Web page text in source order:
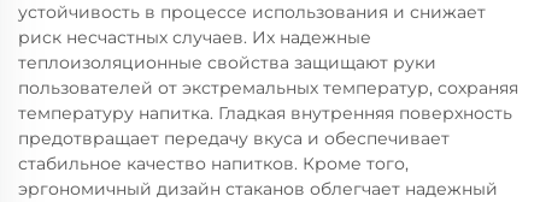
устойчивость в процессе использования и снижает
риск несчастных случаев. Их надежные
теплоизоляционные свойства защищают руки
пользователей от экстремальных температур, сохраняя
температуру напитка. Гладкая внутренняя поверхность
предотвращает передачу вкуса и обеспечивает
стабильное качество напитков. Кроме того,
эргономичный дизайн стаканов облегчает надежный